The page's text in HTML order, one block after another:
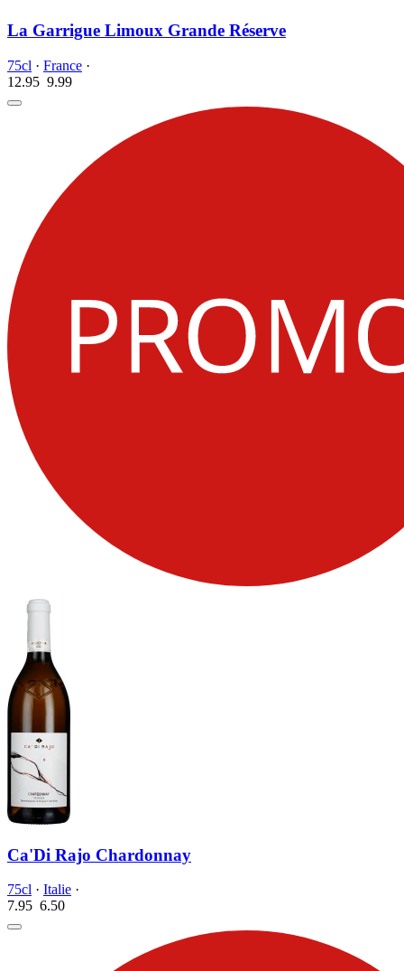
La Garrigue Limoux Grande Réserve
75cl · France ·
12.95 9.99
Ca'Di Rajo Chardonnay
75cl · Italie ·
7.95 6.50